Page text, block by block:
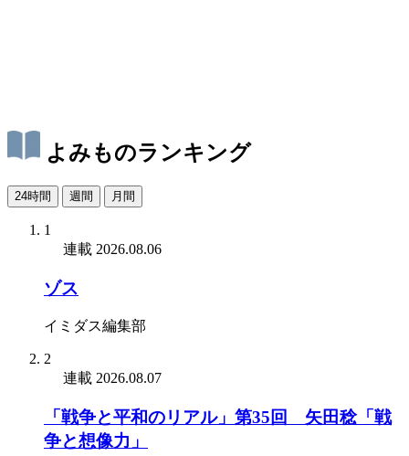
よみものランキング
24時間 週間 月間
1
連載 2026.08.06
ゾス
イミダス編集部
2
連載 2026.08.07
「戦争と平和のリアル」第35回 矢田稔「戦
争と想像力」